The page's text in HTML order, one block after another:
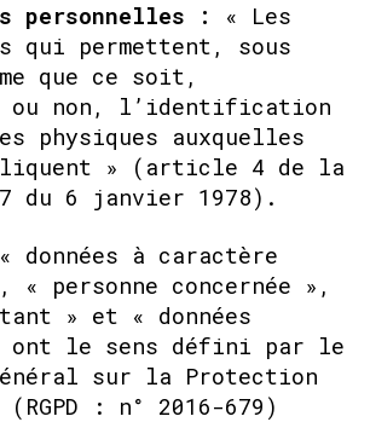
personnelles :
« Les
qui permettent, sous
que ce soit,
ou non, l’identification
physiques auxquelles
» (article 4 de la
du 6 janvier 1978).
données à caractère
« personne concernée »,
» et « données
ont le sens défini par le
sur la Protection
(RGPD : n° 2016-679)